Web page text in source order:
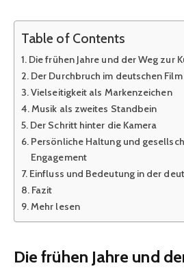
Table of Contents
Die frühen Jahre und der Weg zur
Der Durchbruch im deutschen Film
Vielseitigkeit als Markenzeichen
Musik als zweites Standbein
Der Schritt hinter die Kamera
Persönliche Haltung und
Engagement
Einfluss und Bedeutung in der
Fazit
Mehr lesen
Die frühen Jahre und